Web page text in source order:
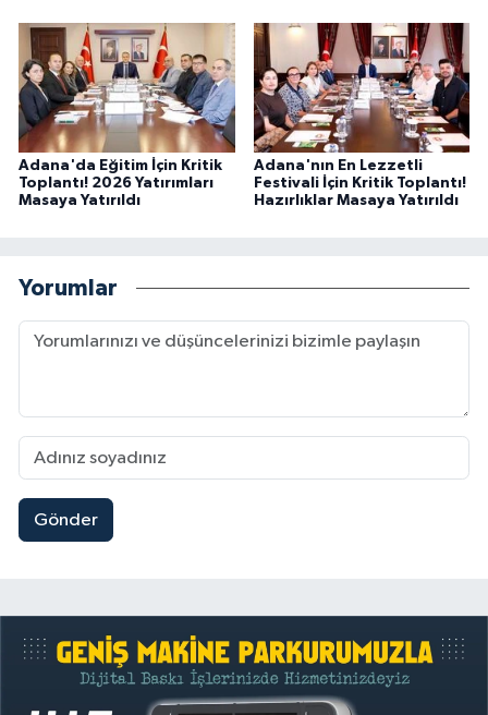
Adana'da Eğitim İçin Kritik
Toplantı! 2026 Yatırımları
Masaya Yatırıldı
Adana'nın En Lezzetli
Festivali İçin Kritik Toplantı!
Hazırlıklar Masaya Yatırıldı
Yorumlar
Gönder